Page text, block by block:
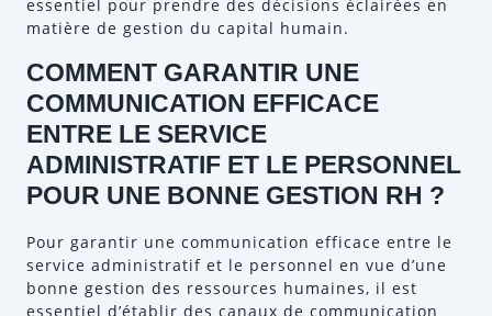
essentiel pour prendre des décisions éclairées en
matière de gestion du capital humain.
COMMENT GARANTIR UNE
COMMUNICATION EFFICACE
ENTRE LE SERVICE
ADMINISTRATIF ET LE PERSONNEL
POUR UNE BONNE GESTION RH ?
Pour garantir une communication efficace entre le
service administratif et le personnel en vue d’une
bonne gestion des ressources humaines, il est
essentiel d’établir des canaux de communication